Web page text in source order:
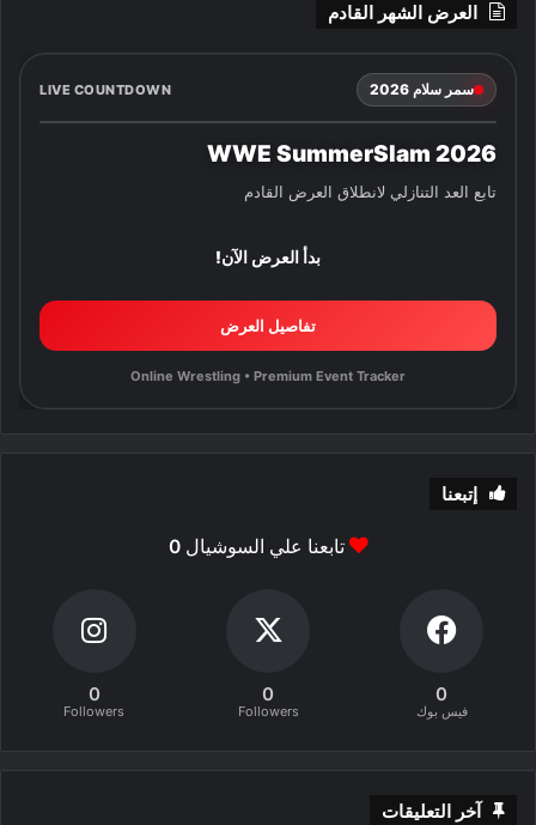
العرض الشهر القادم
سمر سلام 2026 LIVE COUNTDOWN
WWE SummerSlam 2026
تابع العد التنازلي لانطلاق العرض القادم
بدأ العرض الآن!
تفاصيل العرض
Online Wrestling • Premium Event Tracker
إتبعنا
تابعنا علي السوشيال0
0
فيس بوك
0
Followers
0
Followers
آخر التعليقات